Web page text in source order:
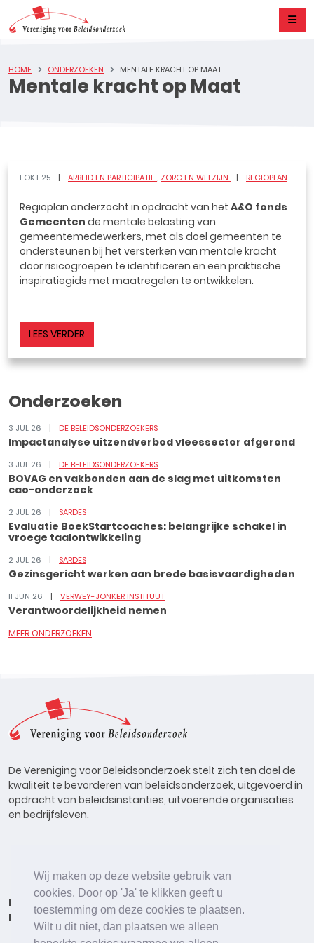
Wij maken op deze website gebruik van
cookies. Door op 'Ja' te klikken geeft u
toestemming om deze cookies te plaatsen.
Wilt u dit niet, dan plaatsen we alleen
Mentale kracht op Maat
HOME ONDERZOEKEN MENTALE KRACHT OP MAAT
1 OKT 25 ARBEID EN PARTICIPATIE ZORG EN WELZIJN REGIOPLAN
Regioplan onderzocht in opdracht van het A&O fonds
Gemeenten de mentale belasting van
gemeentemedewerkers, met als doel gemeenten te
ondersteunen bij het versterken van mentale kracht
door risicogroepen te identificeren en een praktische
inspiratiegids met maatregelen te ontwikkelen.
LEES VERDER
Onderzoeken
3 JUL 26 DE BELEIDSONDERZOEKERS
Impactanalyse uitzendverbod vleessector afgerond
3 JUL 26 DE BELEIDSONDERZOEKERS
BOVAG en vakbonden aan de slag met uitkomsten
cao-onderzoek
2 JUL 26 SARDES
Evaluatie BoekStartcoaches: belangrijke schakel in
vroege taalontwikkeling
2 JUL 26 SARDES
Gezinsgericht werken aan brede basisvaardigheden
11 JUN 26 VERWEY-JONKER INSTITUUT
Verantwoordelijkheid nemen
MEER ONDERZOEKEN
De Vereniging voor Beleidsonderzoek stelt zich ten doel de
kwaliteit te bevorderen van beleidsonderzoek, uitgevoerd in
opdracht van beleidsinstanties, uitvoerende organisaties
en bedrijfsleven.
Lid worden Onderzoeken Agenda
Vacatures
Meldpunt Beleidsonderzoek Online